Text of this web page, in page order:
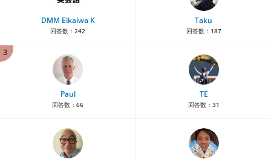
DMM Eikaiwa K
回答数： 242
Taku
回答数： 187
3
Paul
回答数： 66
TE
回答数： 31